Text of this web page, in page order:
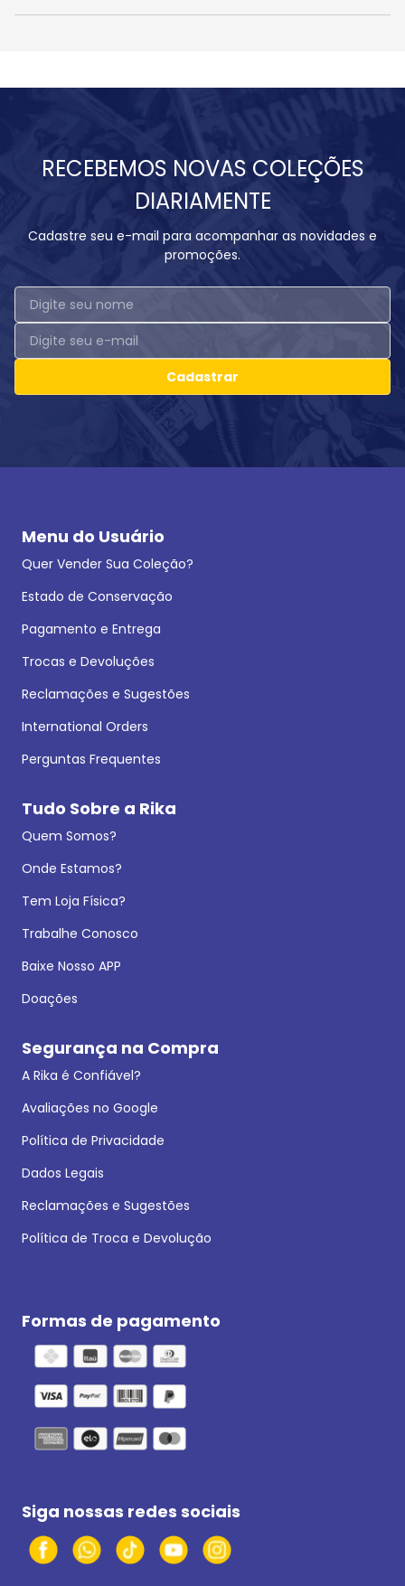
RECEBEMOS NOVAS COLEÇÕES
DIARIAMENTE
Cadastre seu e-mail para acompanhar as novidades e
promoções.
Cadastrar
Menu do Usuário
Quer Vender Sua Coleção?
Estado de Conservação
Pagamento e Entrega
Trocas e Devoluções
Reclamações e Sugestões
International Orders
Perguntas Frequentes
Tudo Sobre a Rika
Quem Somos?
Onde Estamos?
Tem Loja Física?
Trabalhe Conosco
Baixe Nosso APP
Doações
Segurança na Compra
A Rika é Confiável?
Avaliações no Google
Política de Privacidade
Dados Legais
Reclamações e Sugestões
Política de Troca e Devolução
Formas de pagamento
Siga nossas redes sociais